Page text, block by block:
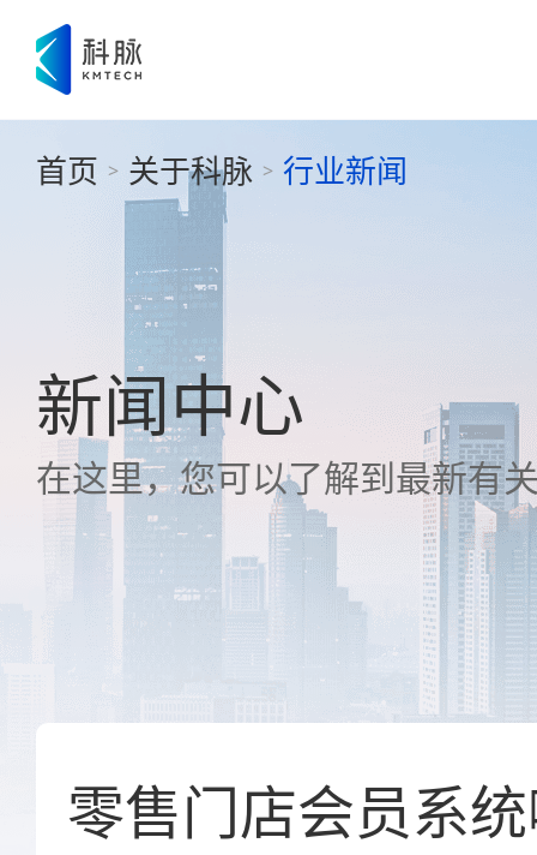
首页 > 关于科脉 > 行业新闻
新闻中心
在这里，您可以了解到最新有
零售门店会员系